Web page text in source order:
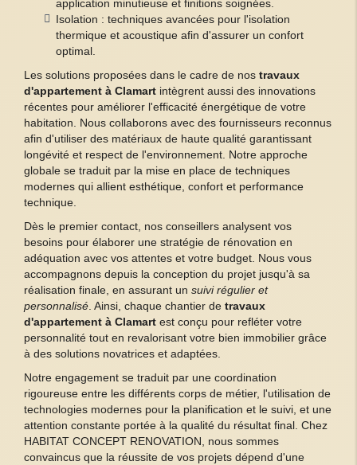
application minutieuse et finitions soignées.
Isolation : techniques avancées pour l'isolation
thermique et acoustique afin d'assurer un confort
optimal.
Les solutions proposées dans le cadre de nos travaux
d'appartement à Clamart intègrent aussi des innovations
récentes pour améliorer l'efficacité énergétique de votre
habitation. Nous collaborons avec des fournisseurs reconnus
afin d'utiliser des matériaux de haute qualité garantissant
longévité et respect de l'environnement. Notre approche
globale se traduit par la mise en place de techniques
modernes qui allient esthétique, confort et performance
technique.
Dès le premier contact, nos conseillers analysent vos
besoins pour élaborer une stratégie de rénovation en
adéquation avec vos attentes et votre budget. Nous vous
accompagnons depuis la conception du projet jusqu'à sa
réalisation finale, en assurant un suivi régulier et
personnalisé. Ainsi, chaque chantier de travaux
d'appartement à Clamart est conçu pour refléter votre
personnalité tout en revalorisant votre bien immobilier grâce
à des solutions novatrices et adaptées.
Notre engagement se traduit par une coordination
rigoureuse entre les différents corps de métier, l'utilisation de
technologies modernes pour la planification et le suivi, et une
attention constante portée à la qualité du résultat final. Chez
HABITAT CONCEPT RENOVATION, nous sommes
convaincus que la réussite de vos projets dépend d'une